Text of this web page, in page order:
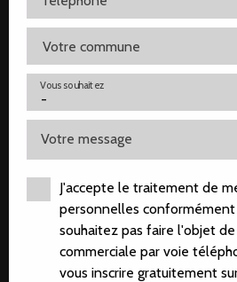
Votre commune
-
Vous souhaitez
Votre message
J'accepte le traitement de
personnelles conformément
souhaitez pas faire l'objet
commerciale par voie
vous inscrire gratuitement